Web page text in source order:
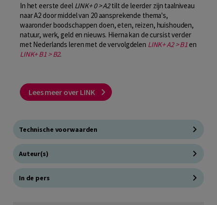
In het eerste deel LINK+ 0 > A2tilt de leerder zijn taalniveau
naar A2 door middel van 20 aansprekende thema's,
waaronder boodschappen doen, eten, reizen, huishouden,
natuur, werk, geld en nieuws. Hierna kan de cursist verder
met Nederlands leren met de vervolgdelen LINK+ A2 > B1en
LINK+ B1 > B2.
Lees meer over LINK
Technische voorwaarden
Auteur(s)
In de pers